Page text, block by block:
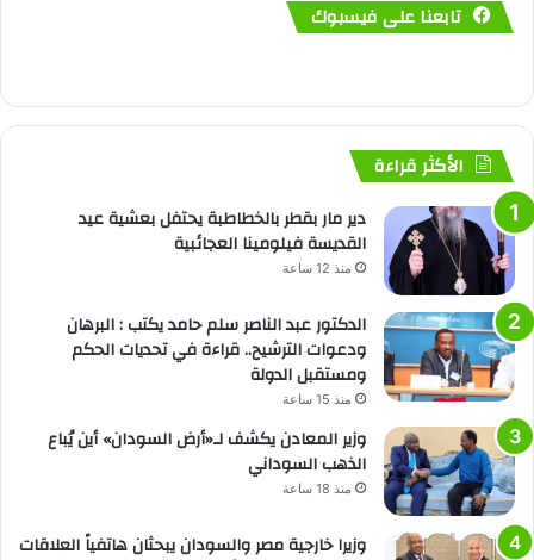
تابعنا على فيسبوك
الأكثر قراءة
دير مار بقطر بالخطاطبة يحتفل بعشية عيد
القديسة فيلومينا العجائبية
منذ 12 ساعة
الدكتور عبد الناصر سلم حامد يكتب : البرهان
ودعوات الترشيح.. قراءة في تحديات الحكم
ومستقبل الدولة
منذ 15 ساعة
وزير المعادن يكشف لـ«أرض السودان» أين يُباع
الذهب السوداني
منذ 18 ساعة
وزيرا خارجية مصر والسودان يبحثان هاتفياً العلاقات